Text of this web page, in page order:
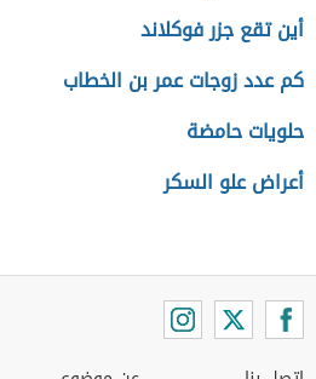
أين تقع جزر فوكلاند
كم عدد زوجات عمر بن الخطاب
حلويات حامضة
أعراض علو السكر